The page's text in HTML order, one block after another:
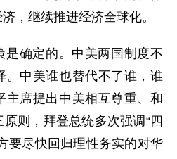
，继续推进经济全球化。
是确定的。中美两国制度不
。中美谁也替代不了谁，谁
主席提出中美相互尊重、和
则，拜登总统多次强调“四
要尽快回归理性务实的对华